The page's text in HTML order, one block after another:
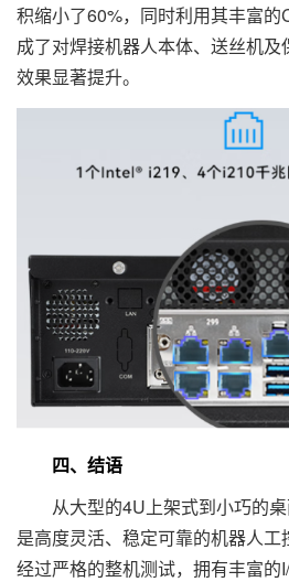
积缩小了60%，同时利用其丰富
成了对焊接机器人本体、送丝机
效果显著提升。
四、结语
从大型的4U上架式到小巧的桌
是高度灵活、稳定可靠的机器人
经过严格的整机测试，拥有丰富的